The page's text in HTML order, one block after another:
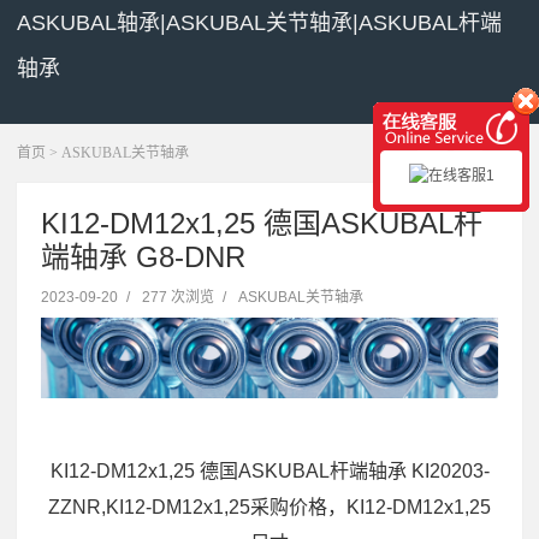
ASKUBAL轴承|ASKUBAL关节轴承|ASKUBAL杆端
轴承
展开菜单
首页 > ASKUBAL关节轴承
KI12-DM12x1,25 德国ASKUBAL杆
端轴承 G8-DNR
2023-09-20 / 277 次浏览 / ASKUBAL关节轴承
KI12-DM12x1,25 德国ASKUBAL杆端轴承 KI20203-
ZZNR,KI12-DM12x1,25采购价格，KI12-DM12x1,25